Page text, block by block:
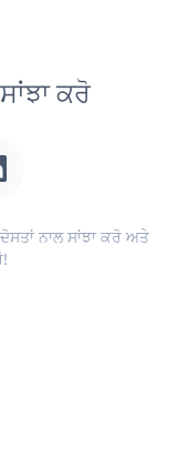
ਕਰੋ
ਨਾਲ ਸਾਂਝਾ ਕਰੋ ਅਤੇ